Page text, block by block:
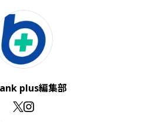
plus編集部